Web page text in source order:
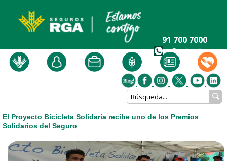
91 700 7000
+ Contacto
El Proyecto Bicicleta Solidaria recibe uno de los Premios
Solidarios del Seguro